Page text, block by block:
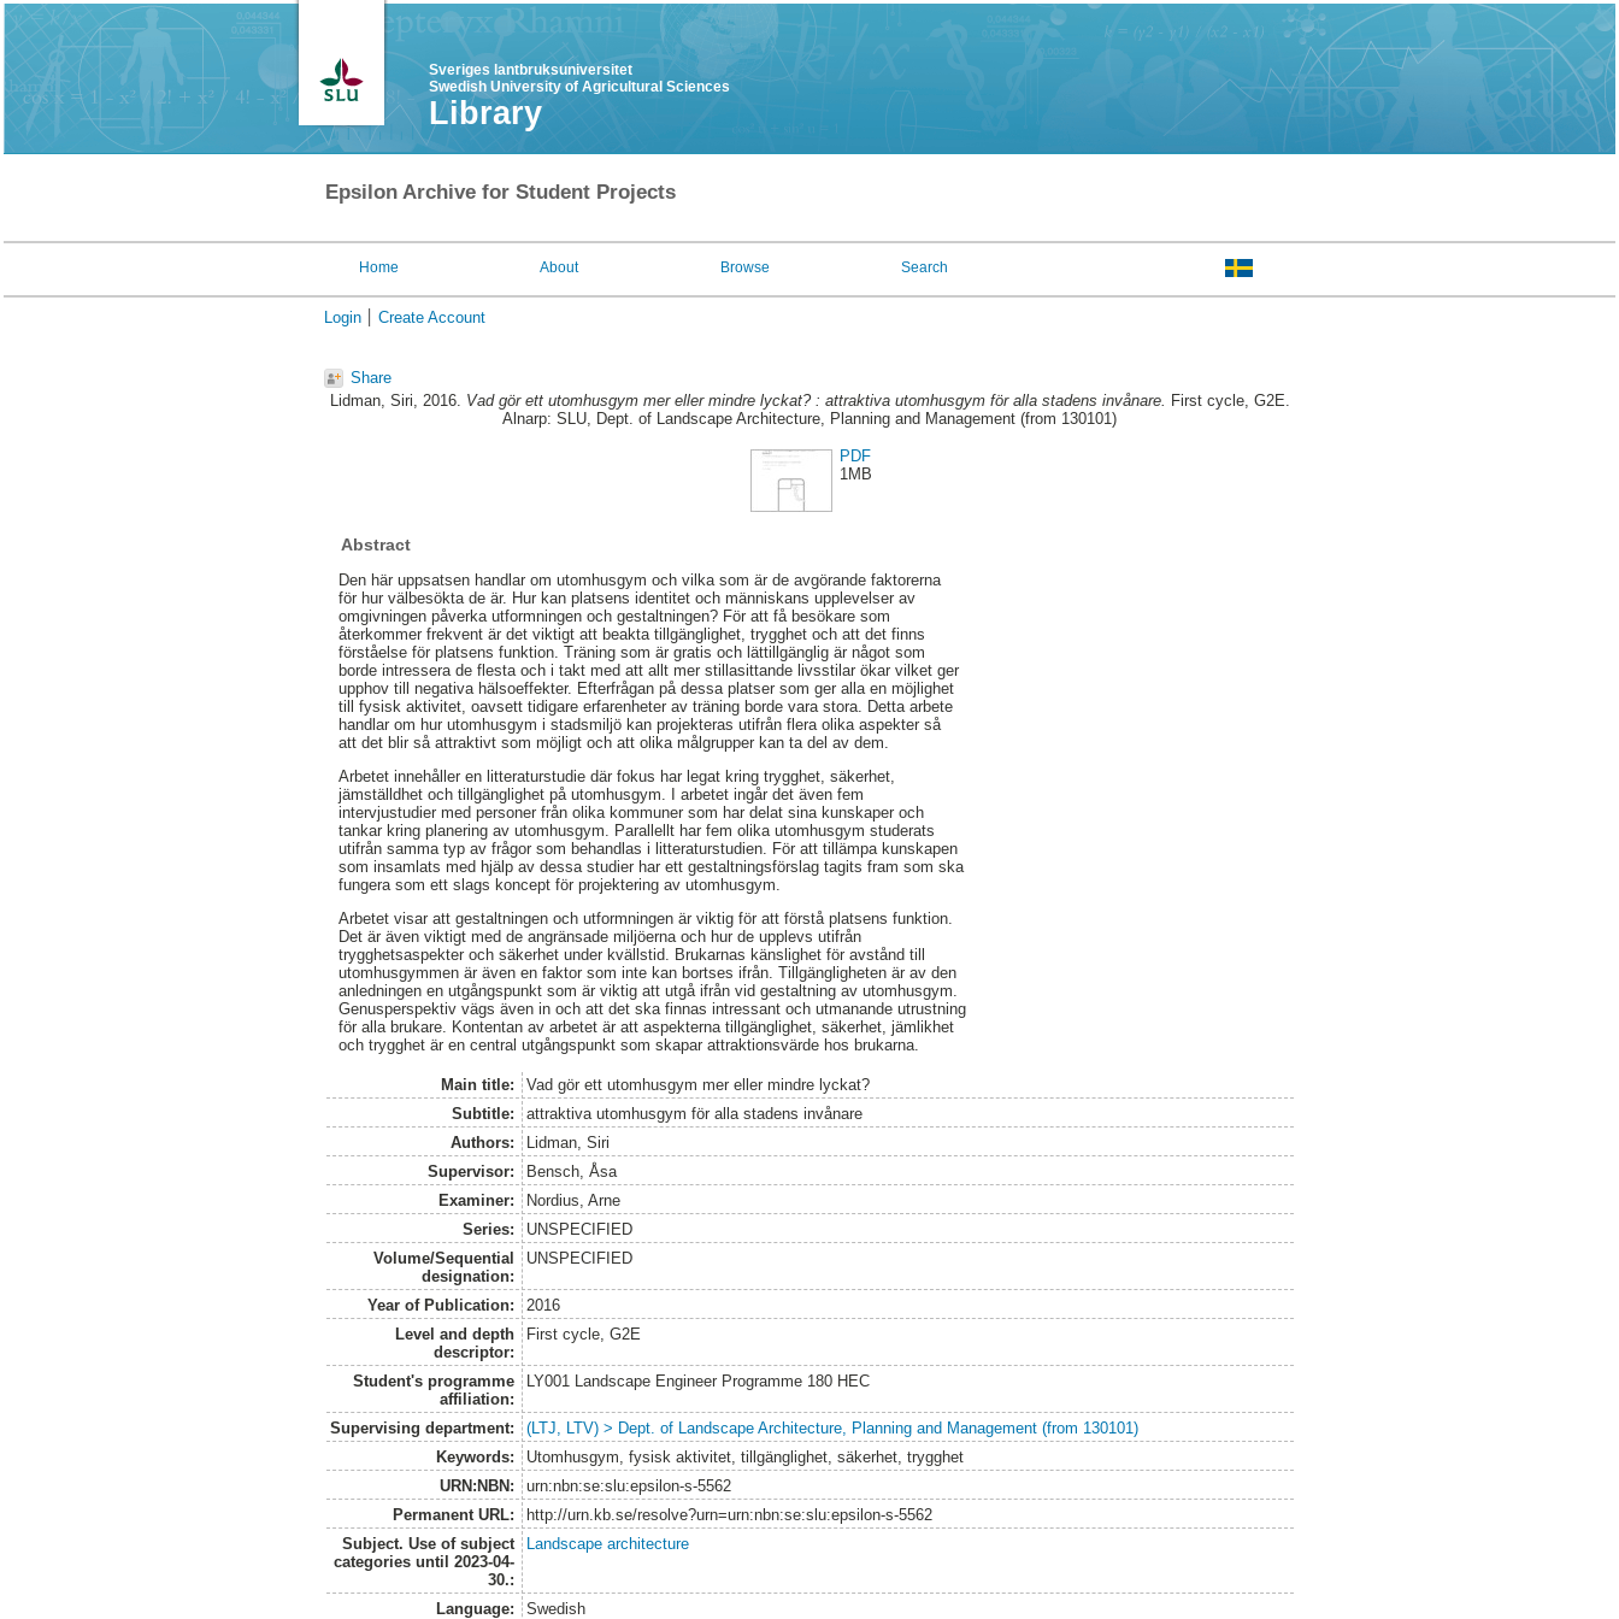
Sveriges lantbruksuniversitet
Swedish University of Agricultural Sciences
Library
Epsilon Archive for Student Projects
Home About Browse Search
Login Create Account
Share
Lidman, Siri, 2016. Vad gör ett utomhusgym mer eller mindre lyckat? : attraktiva utomhusgym för alla stadens invånare. First cycle, G2E.
Alnarp: SLU, Dept. of Landscape Architecture, Planning and Management (from 130101)
PDF
1MB
Abstract
Den här uppsatsen handlar om utomhusgym och vilka som är de avgörande faktorerna
för hur välbesökta de är. Hur kan platsens identitet och människans upplevelser av
omgivningen påverka utformningen och gestaltningen? För att få besökare som
återkommer frekvent är det viktigt att beakta tillgänglighet, trygghet och att det finns
förståelse för platsens funktion. Träning som är gratis och lättillgänglig är något som
borde intressera de flesta och i takt med att allt mer stillasittande livsstilar ökar vilket ger
upphov till negativa hälsoeffekter. Efterfrågan på dessa platser som ger alla en möjlighet
till fysisk aktivitet, oavsett tidigare erfarenheter av träning borde vara stora. Detta arbete
handlar om hur utomhusgym i stadsmiljö kan projekteras utifrån flera olika aspekter så
att det blir så attraktivt som möjligt och att olika målgrupper kan ta del av dem.
Arbetet innehåller en litteraturstudie där fokus har legat kring trygghet, säkerhet,
jämställdhet och tillgänglighet på utomhusgym. I arbetet ingår det även fem
intervjustudier med personer från olika kommuner som har delat sina kunskaper och
tankar kring planering av utomhusgym. Parallellt har fem olika utomhusgym studerats
utifrån samma typ av frågor som behandlas i litteraturstudien. För att tillämpa kunskapen
som insamlats med hjälp av dessa studier har ett gestaltningsförslag tagits fram som ska
fungera som ett slags koncept för projektering av utomhusgym.
Arbetet visar att gestaltningen och utformningen är viktig för att förstå platsens funktion.
Det är även viktigt med de angränsade miljöerna och hur de upplevs utifrån
trygghetsaspekter och säkerhet under kvällstid. Brukarnas känslighet för avstånd till
utomhusgymmen är även en faktor som inte kan bortses ifrån. Tillgängligheten är av den
anledningen en utgångspunkt som är viktig att utgå ifrån vid gestaltning av utomhusgym.
Genusperspektiv vägs även in och att det ska finnas intressant och utmanande utrustning
för alla brukare. Kontentan av arbetet är att aspekterna tillgänglighet, säkerhet, jämlikhet
och trygghet är en central utgångspunkt som skapar attraktionsvärde hos brukarna.
Main title:
Vad gör ett utomhusgym mer eller mindre lyckat?
Subtitle:
attraktiva utomhusgym för alla stadens invånare
Authors:
Lidman, Siri
Supervisor:
Bensch, Åsa
Examiner:
Nordius, Arne
Series:
UNSPECIFIED
Volume/Sequential
designation:
UNSPECIFIED
Year of Publication:
2016
Level and depth
descriptor:
First cycle, G2E
Student's programme
affiliation:
LY001 Landscape Engineer Programme 180 HEC
Supervising department:
(LTJ, LTV) > Dept. of Landscape Architecture, Planning and Management (from 130101)
Keywords:
Utomhusgym, fysisk aktivitet, tillgänglighet, säkerhet, trygghet
URN:NBN:
urn:nbn:se:slu:epsilon-s-5562
Permanent URL:
http://urn.kb.se/resolve?urn=urn:nbn:se:slu:epsilon-s-5562
Subject. Use of subject
categories until 2023-04-
30.:
Landscape architecture
Language: Swedish